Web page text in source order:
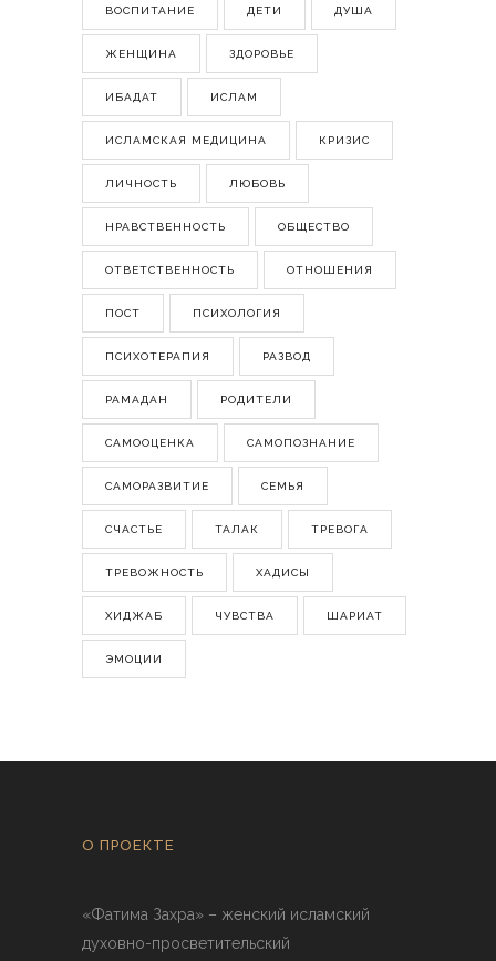
ВОСПИТАНИЕ ДЕТИ ДУША
ЖЕНЩИНА ЗДОРОВЬЕ
ИБАДАТ ИСЛАМ
ИСЛАМСКАЯ МЕДИЦИНА КРИЗИС
ЛИЧНОСТЬ ЛЮБОВЬ
НРАВСТВЕННОСТЬ ОБЩЕСТВО
ОТВЕТСТВЕННОСТЬ ОТНОШЕНИЯ
ПОСТ ПСИХОЛОГИЯ
ПСИХОТЕРАПИЯ РАЗВОД
РАМАДАН РОДИТЕЛИ
САМООЦЕНКА САМОПОЗНАНИЕ
САМОРАЗВИТИЕ СЕМЬЯ
СЧАСТЬЕ ТАЛАК ТРЕВОГА
ТРЕВОЖНОСТЬ ХАДИСЫ
ХИДЖАБ ЧУВСТВА ШАРИАТ
ЭМОЦИИ
О ПРОЕКТЕ
«Фатима Захра» – женский исламский
духовно-просветительский